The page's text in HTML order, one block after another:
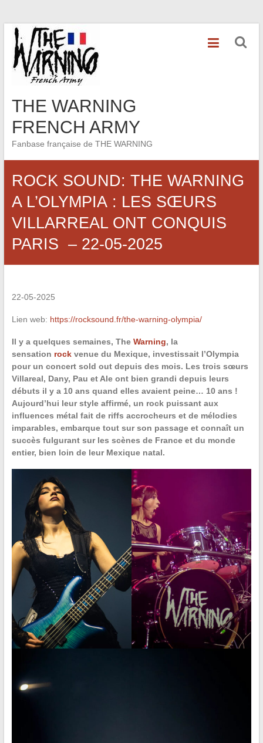
Skip
content
THE WARNING
FRENCH ARMY
Fanbase française de THE WARNING
ROCK SOUND: THE WARNING
A L’OLYMPIA : LES SŒURS
VILLARREAL ONT CONQUIS
PARIS – 22-05-2025
22-05-2025
Lien web: https://rocksound.fr/the-warning-olympia/
Il y a quelques semaines, The Warning, la
sensation rockvenue du Mexique, investissait l’Olympia
pour un concert sold out depuis des mois. Les trois sœurs
Villareal, Dany, Pau et Ale ont bien grandi depuis leurs
débuts il y a 10 ans quand elles avaient peine… 10 ans !
Aujourd’hui leur style affirmé, un rock puissant aux
influences métal fait de riffs accrocheurs et de mélodies
imparables, embarque tout sur son passage et connaît un
succès fulgurant sur les scènes de France et du monde
entier, bien loin de leur Mexique natal.